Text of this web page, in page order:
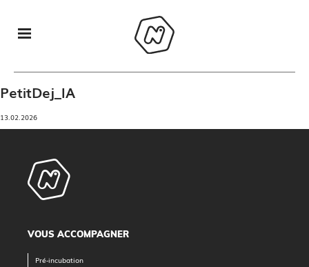
PetitDej_IA
13.02.2026
VOUS ACCOMPAGNER
Pré-incubation